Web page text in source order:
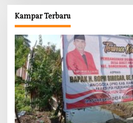
Kampar Terbaru